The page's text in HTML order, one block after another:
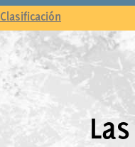
Clasificación